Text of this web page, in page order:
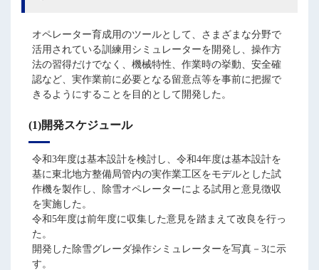
オペレーター育成用のツールとして、さまざまな分野で
活用されている訓練用シミュレーターを開発し、操作方
法の習得だけでなく、機械特性、作業時の挙動、安全確
認など、実作業前に必要となる留意点等を事前に把握で
きるようにすることを目的として開発した。
(1)開発スケジュール
令和3年度は基本設計を検討し、令和4年度は基本設計を
基に東北地方整備局管内の実作業工区をモデルとした試
作機を製作し、除雪オペレーターによる試用と意見徴収
を実施した。
令和5年度は前年度に収集した意見を踏まえて改良を行っ
た。
開発した除雪グレーダ操作シミュレーターを写真－3に示
す。